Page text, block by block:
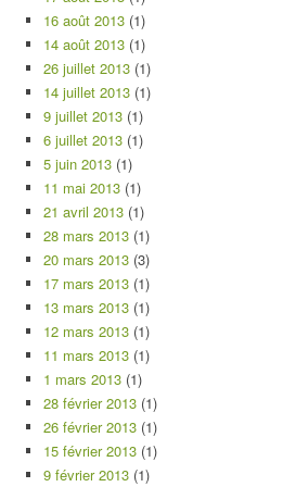
16 août 2013 (1)
14 août 2013 (1)
26 juillet 2013 (1)
14 juillet 2013 (1)
9 juillet 2013 (1)
6 juillet 2013 (1)
5 juin 2013 (1)
11 mai 2013 (1)
21 avril 2013 (1)
28 mars 2013 (1)
20 mars 2013 (3)
17 mars 2013 (1)
13 mars 2013 (1)
12 mars 2013 (1)
11 mars 2013 (1)
1 mars 2013 (1)
28 février 2013 (1)
26 février 2013 (1)
15 février 2013 (1)
9 février 2013 (1)